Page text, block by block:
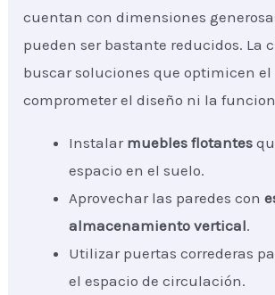
cuentan con dimensiones
pueden ser bastante reducidos. La
buscar soluciones que optimicen el
comprometer el diseño ni la
Instalar muebles flotantes
espacio en el suelo.
Aprovechar las paredes con
almacenamiento vertical.
Utilizar puertas correderas
el espacio de circulación.